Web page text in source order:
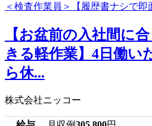
【お盆前の入社間に
きる軽作業】4日働い
ら休...
株式会社ニッコー